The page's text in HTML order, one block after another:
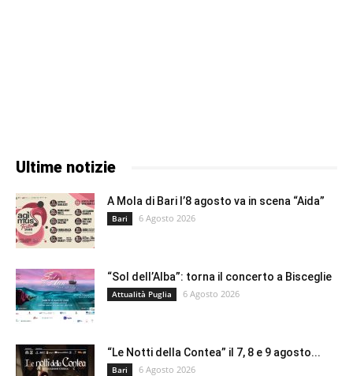
Ultime notizie
A Mola di Bari l’8 agosto va in scena “Aida”
Bari 6 Agosto 2026
“Sol dell’Alba”: torna il concerto a Bisceglie
Attualità Puglia 6 Agosto 2026
“Le Notti della Contea” il 7, 8 e 9 agosto...
Bari 6 Agosto 2026